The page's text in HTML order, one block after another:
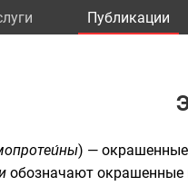
Публикации
) — окрашенные
обозначают окрашенные